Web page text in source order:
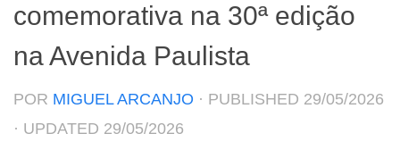
comemorativa na 30ª edição
na Avenida Paulista
POR MIGUEL ARCANJO · PUBLISHED 29/05/2026
· UPDATED 29/05/2026